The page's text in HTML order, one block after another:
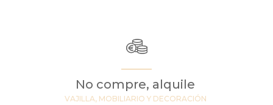
No compre, alquile
VAJILLA, MOBILIARIO Y DECORACIÓN